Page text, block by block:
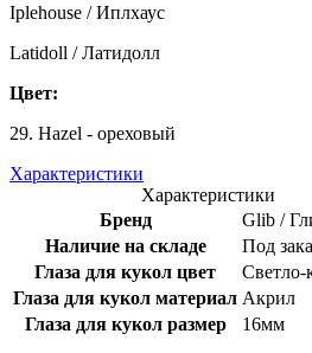
Iplehouse / Иплхаус
Latidoll / Латидолл
Цвет:
29. Hazel - ореховый
Характеристики
Характеристики
Бренд
Glib /
Наличие на складе
Под
Глаза для кукол цвет
Светло-
Глаза для кукол материал Акрил
Глаза для кукол размер
16мм